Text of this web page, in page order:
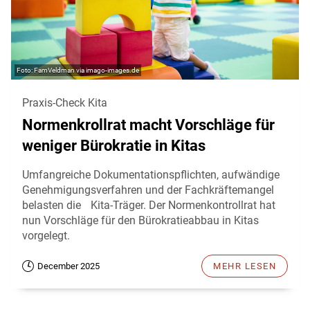
FamVeldman via imago-images.de
Praxis-Check Kita
Normenkrollrat macht Vorschläge für
weniger Bürokratie in Kitas
Umfangreiche Dokumentationspflichten, aufwändige
Genehmigungsverfahren und der Fachkräftemangel
belasten die Kita-Träger. Der Normenkontrollrat hat
nun Vorschläge für den Bürokratieabbau in Kitas
vorgelegt.
December 2025 MEHR LESEN